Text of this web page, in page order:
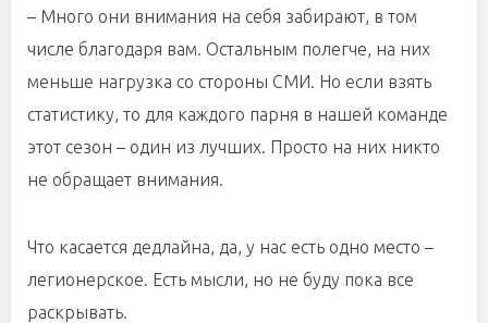
– Много они внимания на себя забирают, в том
числе благодаря вам. Остальным полегче, на них
меньше нагрузка со стороны СМИ. Но если взять
статистику, то для каждого парня в нашей команде
этот сезон – один из лучших. Просто на них никто
не обращает внимания.
Что касается дедлайна, да, у нас есть одно место –
легионерское. Есть мысли, но не буду пока все
раскрывать.